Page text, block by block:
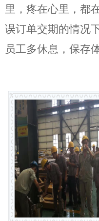
里，疼在心里，都
误订单交期的情况
员工多休息，保存